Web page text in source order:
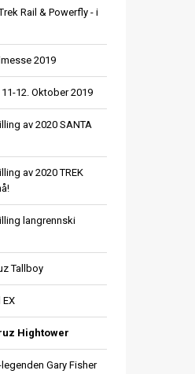
Rail & Powerfly - i
2019
12. Oktober 2019
av 2020 SANTA
av 2020 TREK
langrennski
Tallboy
EX
Hightower
Gary Fisher